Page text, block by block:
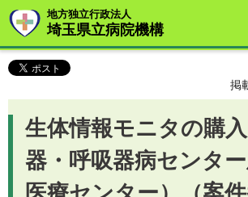
地方独立行政法人
埼玉県立病院機構
掲
生体情報モニタの購
器・呼吸器病センタ